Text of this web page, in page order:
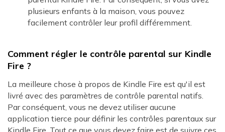
plusieurs enfants à la maison, vous pouvez
facilement contrôler leur profil différemment.
Comment régler le contrôle parental sur Kindle
Fire ?
La meilleure chose à propos de Kindle Fire est qu'il est
livré avec des paramètres de contrôle parental natifs.
Par conséquent, vous ne devez utiliser aucune
application tierce pour définir les contrôles parentaux sur
Kindle Fire. Tout ce que vous devez faire est de suivre ces